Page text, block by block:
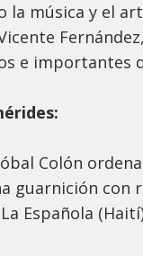
la música y el
e importantes
Colón
guarnición con
Española